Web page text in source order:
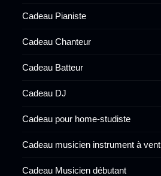
Cadeau Pianiste
Cadeau Chanteur
Cadeau Batteur
Cadeau DJ
Cadeau pour home-studiste
Cadeau musicien instrument à vent
Cadeau Musicien débutant